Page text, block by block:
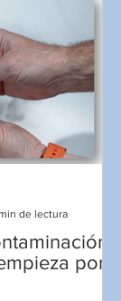
por
de lectura